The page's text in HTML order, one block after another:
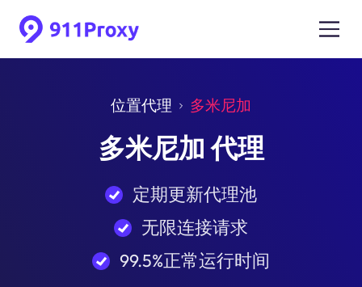
位置代理 多米尼加
多米尼加 代理
定期更新代理池
无限连接请求
99.5%正常运行时间